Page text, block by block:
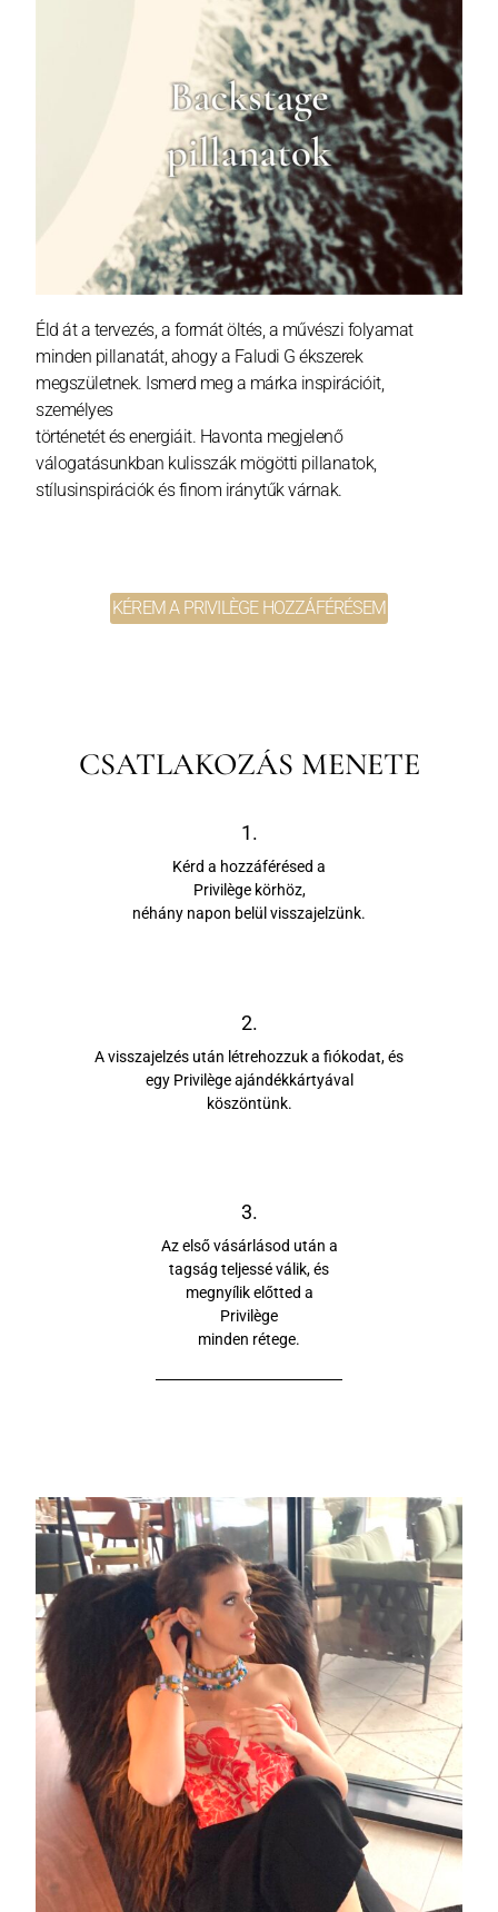
Éld át a tervezés, a formát öltés, a művészi folyamat
minden pillanatát, ahogy a Faludi G ékszerek
megszületnek. Ismerd meg a márka inspirációit,
személyes
történetét és energiáit. Havonta megjelenő
válogatásunkban kulisszák mögötti pillanatok,
stílusinspirációk és finom iránytűk várnak.
KÉREM A PRIVILÈGE HOZZÁFÉRÉSEM
CSATLAKOZÁS MENETE
1.
Kérd a hozzáférésed a
Privilège körhöz,
néhány napon belül visszajelzünk.
2.
A visszajelzés után létrehozzuk a fiókodat, és
egy Privilège ajándékkártyával
köszöntünk.
3.
Az első vásárlásod után a
tagság teljessé válik, és
megnyílik előtted a
Privilège
minden rétege.